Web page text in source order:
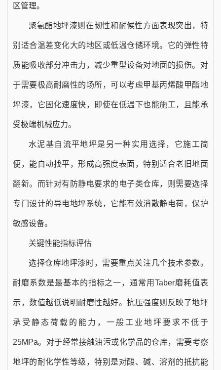
区管理。
聚氨酯地坪漆则在韧性和耐候性方面表现突出，特
别适合温差变化大的地区或低温仓储环境。它的弹性特
质能吸收部分冲击力，减少重型设备对地面的损伤。对
于需要极高耐磨性的场所，可以考虑甲基丙烯酸甲酯地
坪漆，它固化速度快，即使在低温下也能施工，且能承
受极端机械应力。
水泥基自流平地坪是另一种实用选择，它施工简
便，能自动找平，形成高强度表面，特别适合老旧地面
翻新。而针对有防静电要求的电子类仓库，则需要选择
专门设计的导电地坪系统，它能有效消散静电荷，保护
敏感设备。
关键性能指标评估
选择仓库地坪漆时，需要重点关注几个技术参数。
耐磨系数是最基本的指标之一，通常用Taber磨耗值表
示，数值越低说明耐磨性越好。抗压强度则反映了地坪
承受静态荷载的能力，一般工业地坪要求不低于
25MPa。对于经常接触油污或化学品的仓库，需要考察
地坪的耐化学性等级，特别是对酸、碱、溶剂的抵抗能